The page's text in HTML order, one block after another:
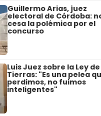
Guillermo Arias, juez
electoral de Córdoba:
cesa la polémica por el
concurso
Luis Juez sobre la Ley de
Tierras: "Es una pelea
perdimos, no fuimos
inteligentes"